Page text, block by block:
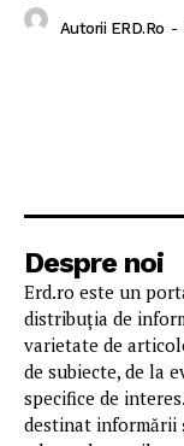
Autorii ERD.ro -
Despre noi
Erd.ro este un
distribuția de
varietate de
de subiecte, de la
specifice de
destinat informării